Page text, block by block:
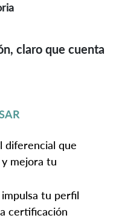
claro que cuenta
diferencial que
mejora tu
tu perfil
certificación